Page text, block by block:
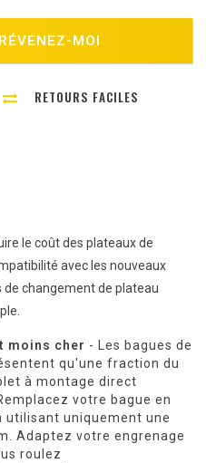
MOI
RETOURS FACILES
le coût des plateaux de
avec les nouveaux
de changement de plateau
moins cher - Les bagues de
qu'une fraction du
à montage direct
votre bague en
utilisant uniquement une
Adaptez votre engrenage
roulez